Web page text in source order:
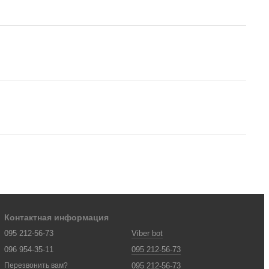
Контактная информация
095 212-56-73
096 954-35-11
Перезвонить вам?
Viber bot
095 212-56-73
095 212-56-73